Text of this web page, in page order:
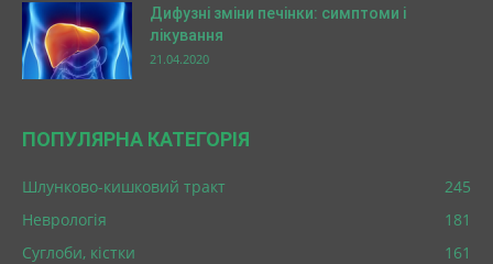
Дифузні зміни печінки: симптоми і
лікування
21.04.2020
ПОПУЛЯРНА КАТЕГОРІЯ
Шлунково-кишковий тракт
245
Неврологія
181
Суглоби, кістки
161